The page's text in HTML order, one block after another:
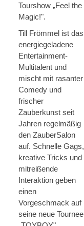
Tourshow „Feel the
Magic!".
Till Frömmel ist das
energiegeladene
Entertainment-
Multitalent und
mischt mit rasanter
Comedy und
frischer
Zauberkunst seit
Jahren regelmäßig
den ZauberSalon
auf. Schnelle Gags,
kreative Tricks und
mitreißende
Interaktion geben
einen
Vorgeschmack auf
seine neue Tournee